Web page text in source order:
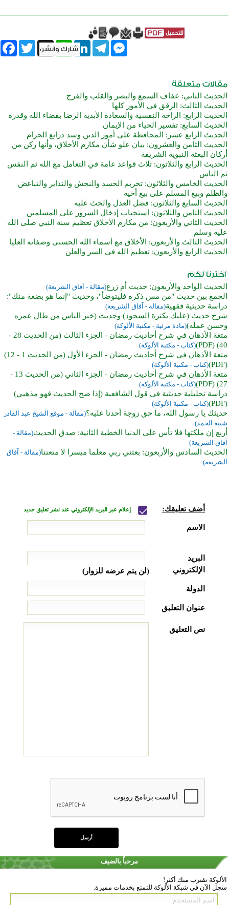
Twitter X
WhatsAppLinkedInTelegram
Messenger
الحديث الثاني: عفاف السمع والبصر والقلب والفرج
الحديث الثالث: الرفق في الأمور كلها
الحديث الرابع: الراحة النفسية والسعادة الأبدية الرضا بقضاء الله وقدره
الحديث السابع: تفسير الحياء من الإيمان
الحديث الرابع عشر: المحافظة على أمور الدين وسد ذرائع الحرام
الحديث الثامن والعشرون: بيان علو شأن مكارم الأخلاق، وأنها ركن من
أركان البعثة النبوية الشريفة
الحديث الرابع والثلاثون: ثلاث قواعد عامة في التعامل مع الله ثم النفس
ثم الناس
الحديث الخامس والثلاثون: تحريم الحسد والنجش والتدابر والتباغض
والظلم وبيع المسلم على بيع أخيه
الحديث السابع والثلاثون: فضل العدل والحث عليه
الحديث الثامن والثلاثون: استحباب إدخال السرور على المسلمين
الحديث الثاني والأربعون: من مكارم الأخلاق تعظيم سنة النبي صلى الله
عليه وسلم
الحديث الثالث والأربعون: الأخلاق مع أسماء الله الحسنى وصفاته العليا
الحديث الرابع والأربعون: تعظيم الله في السر والعلن
الحديث الواحد والأربعون: حديث أم زرع(مقالة - آفاق الشريعة)
الجمع بين حديث "من مس ذكره فليتوضأ"، وحديث "إنما هو بضعة منك":
دراسة حديثية فقهية(مقالة - آفاق الشريعة)
شرح حديث (عليك بكثرة السجود) وحديث (خير الناس من طال عمره
وحسن عمله)(مادة مرئية - مكتبة الألوكة)
متعة الأذهان في شرح أحاديث رمضان - الجزء الثالث (من الحديث 28 -
40) (PDF)
(كتاب - مكتبة الألوكة)
متعة الأذهان في شرح أحاديث رمضان - الجزء الأول (من الحديث 1 - 12)
(PDF)
(كتاب - مكتبة الألوكة)
متعة الأذهان في شرح أحاديث رمضان - الجزء الثاني (من الحديث 13 -
27) (PDF)
(كتاب - مكتبة الألوكة)
دراسة تحليلية حديثية في قول الشافعية (إذا صح الحديث فهو مذهبي)
(PDF)
(كتاب - مكتبة الألوكة)
حديثك يا رسول الله، ما حق زوجة أحدنا عليه؟(مقالة - موقع الشيخ عبد القادر
شيبة الحمد)
أربع إن ملكتها فلا تأس على الدنيا الخطبة الثانية: صدق الحديث(مقالة -
آفاق الشريعة)
الحديث السادس والأربعون: بعثني ربي معلما ميسرا لا متعنتا(مقالة - آفاق
الشريعة)
أضف تعليقك: إعلام عبر البريد الإلكتروني عند نشر تعليق جديد
الاسم
البريد
الإلكتروني
(لن يتم عرضه للزوار)
الدولة
عنوان التعليق
نص التعليق
مرحباً بالضيف
الألوكة تقترب منك أكثر!
سجل الآن في شبكة الألوكة للتمتع بخدمات مميزة.